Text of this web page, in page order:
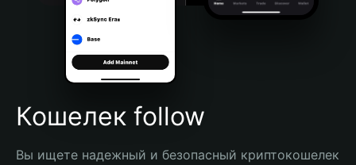
Português (Brasil)
Español (Argentina)
Кошелек follow
Вы ищете надежный и безопасный криптокошелек